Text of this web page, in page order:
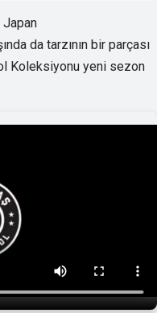
Japan
da tarzının bir parçası
Koleksiyonu yeni sezon